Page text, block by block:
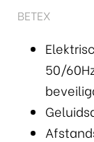
BETEX
50/